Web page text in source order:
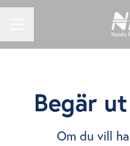
Begär
Om du vill